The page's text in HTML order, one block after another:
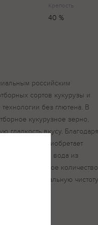
Крепость
40 %
российским
сортов кукурузы и
без глютена. В
кукурузное зерно,
гладкость вкусу. Благодаря
вкус водки приобретает
Чистейшая вода из
минимальное количество
кристальную чистоту